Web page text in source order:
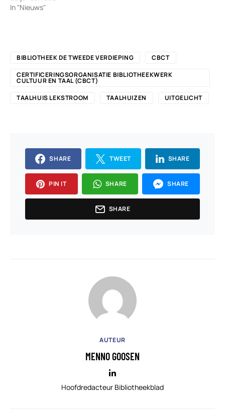
In "Nieuws"
BIBLIOTHEEK DE TWEEDE VERDIEPING
CBCT
CERTIFICERINGSORGANISATIE BIBLIOTHEEKWERK
CULTUUR EN TAAL (CBCT)
TAALHUIS LEKSTROOM
TAALHUIZEN UITGELICHT
SHARE TWEET SHARE
PIN IT SHARE SHARE
SHARE
AUTEUR
MENNO GOOSEN
Hoofdredacteur Bibliotheekblad